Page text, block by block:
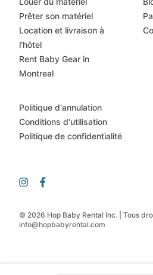
© 2026 Hop Baby Rental Inc. | Tous
info@hopbabyrental.com
Prêter son matériel
Location et livraison à
l'hôtel
Rent Baby Gear in
Montreal
Politique d'annulation
Conditions d'utilisation
Politique de confidentialité